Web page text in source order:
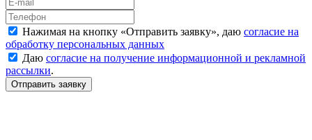
Нажимая на кнопку «Отправить заявку», даю согласие на
обработку персональных данных
Даю согласие на получение информационной и рекламной
рассылки.